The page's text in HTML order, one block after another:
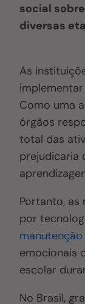
social
diversas
As
Como uma
órgãos
total das
prejudicaria
Portanto, as
por
emocionais
escolar
No Brasil,